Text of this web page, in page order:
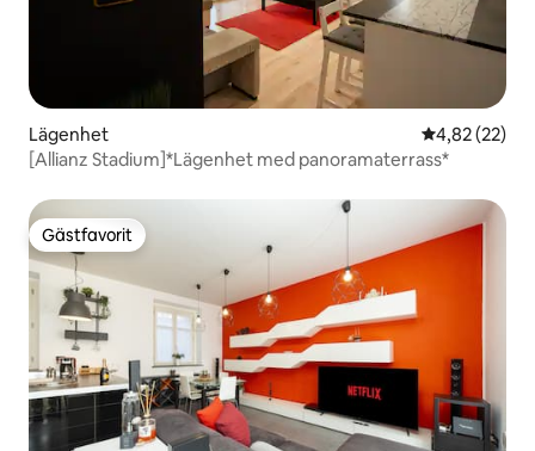
Lägenhet 4,82 av 5 i
4,82 (22)
[Allianz Stadium]*Lägenhet med panoramaterrass*
Gästfavorit
Gästfavorit